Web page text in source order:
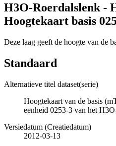
H3O-Roerdalslenk -
Hoogtekaart basis
Deze laag geeft de hoogte van de
Standaard
Alternatieve titel dataset(serie)
Hoogtekaart van de basis
eenheid 0253-3 van het
Versiedatum (Creatiedatum)
2012-03-13